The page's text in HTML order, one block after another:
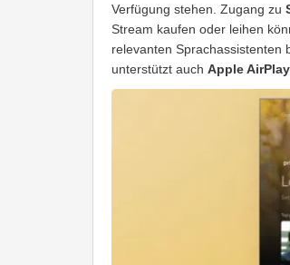
Verfügung stehen. Zugang zu
Stream kaufen oder leihen
relevanten Sprachassistenten
unterstützt auch Apple AirPlay